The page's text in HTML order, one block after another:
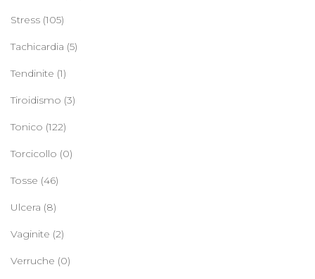
Stress (105)
Tachicardia (5)
Tendinite (1)
Tiroidismo (3)
Tonico (122)
Torcicollo (0)
Tosse (46)
Ulcera (8)
Vaginite (2)
Verruche (0)